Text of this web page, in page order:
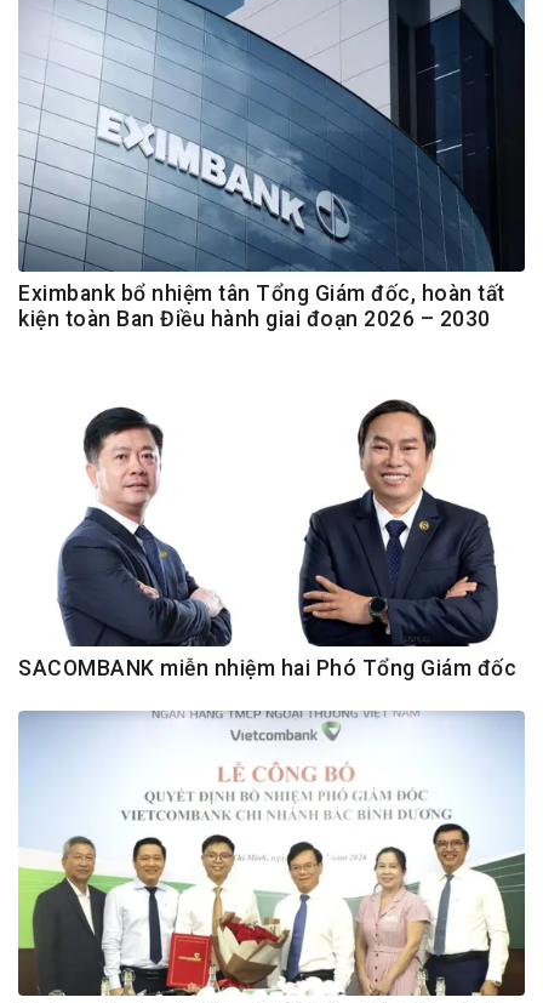
Eximbank bổ nhiệm tân Tổng Giám đốc, hoàn tất
kiện toàn Ban Điều hành giai đoạn 2026 – 2030
SACOMBANK miễn nhiệm hai Phó Tổng Giám đốc